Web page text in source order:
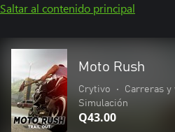
Saltar al contenido principal
Moto Rush
Crytivo • Carreras y
Simulación
Q43.00